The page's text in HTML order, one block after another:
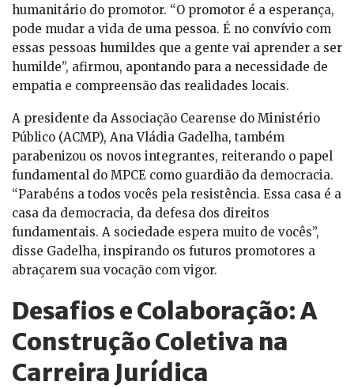
humanitário do promotor. “O promotor é a esperança,
pode mudar a vida de uma pessoa. É no convívio com
essas pessoas humildes que a gente vai aprender a ser
humilde”, afirmou, apontando para a necessidade de
empatia e compreensão das realidades locais.
A presidente da Associação Cearense do Ministério
Público (ACMP), Ana Vládia Gadelha, também
parabenizou os novos integrantes, reiterando o papel
fundamental do MPCE como guardião da democracia.
“Parabéns a todos vocês pela resistência. Essa casa é a
casa da democracia, da defesa dos direitos
fundamentais. A sociedade espera muito de vocês”,
disse Gadelha, inspirando os futuros promotores a
abraçarem sua vocação com vigor.
Desafios e Colaboração: A
Construção Coletiva na
Carreira Jurídica